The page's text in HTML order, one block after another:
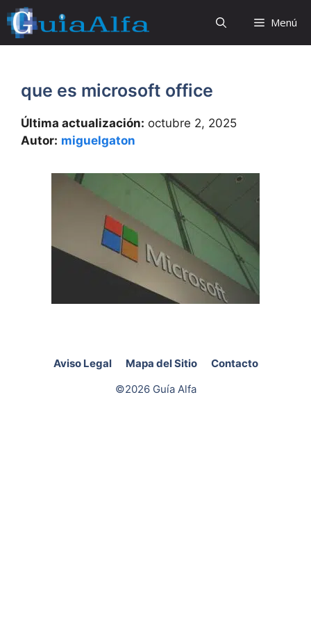
Saltar
al
contenido
Menú
que es microsoft office
Última actualización: octubre 2, 2025
Autor: miguelgaton
Aviso Legal Mapa del Sitio
Contacto
©2026 Guía Alfa